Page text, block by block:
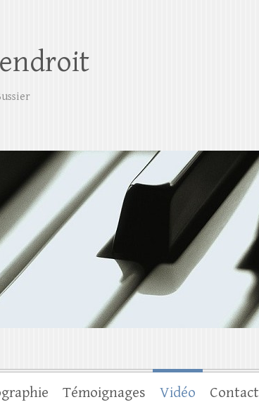
Témoignages Vidéo Contact